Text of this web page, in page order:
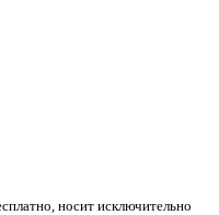
носит исключительно